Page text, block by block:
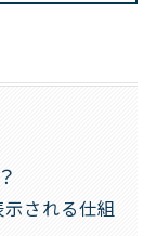
される仕組